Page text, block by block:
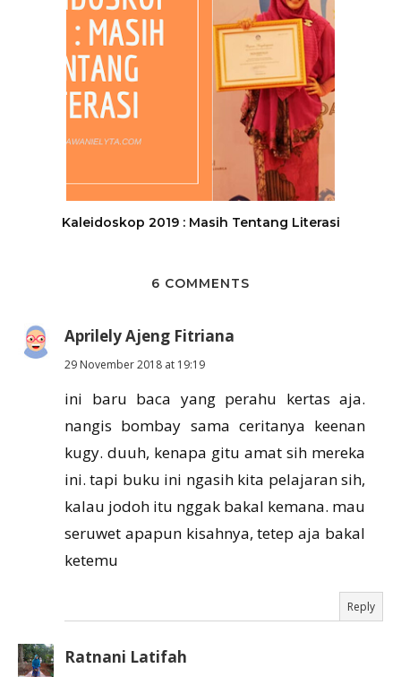
Kaleidoskop 2019 : Masih Tentang Literasi
6 COMMENTS
Aprilely Ajeng Fitriana
29 November 2018 at 19:19
ini baru baca yang perahu kertas aja.
nangis bombay sama ceritanya keenan
kugy. duuh, kenapa gitu amat sih mereka
ini. tapi buku ini ngasih kita pelajaran sih,
kalau jodoh itu nggak bakal kemana. mau
seruwet apapun kisahnya, tetep aja bakal
ketemu
Reply
Ratnani Latifah